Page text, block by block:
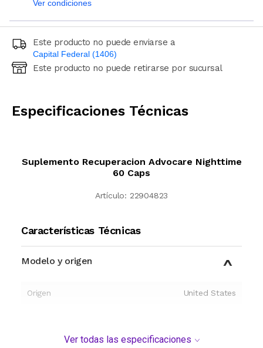
Ver condiciones
Este producto no puede enviarse a
Capital Federal (1406)
Ingresá código postal (sólo números)
Este producto no puede retirarse por sucursal
Especificaciones Técnicas
Suplemento Recuperacion Advocare Nighttime
60 Caps
Artículo: 22904823
Características Técnicas
Modelo y origen
Origen United States
Ver todas las especificaciones